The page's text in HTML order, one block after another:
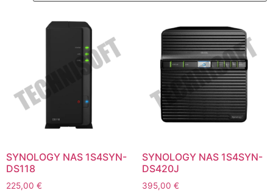
SYNOLOGY NAS 1S4SYN-
DS118
225,00 €
SYNOLOGY NAS 1S4SYN-
DS420J
395,00 €